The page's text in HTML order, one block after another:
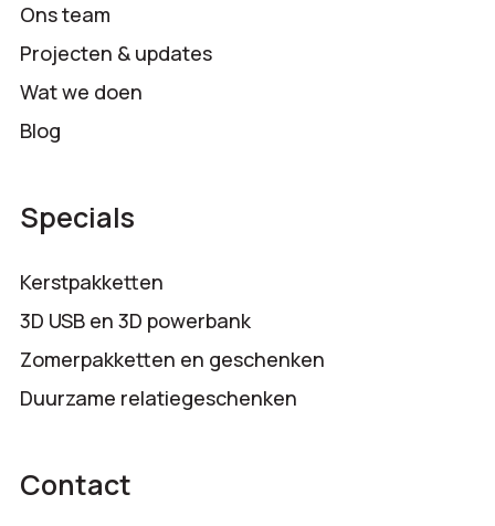
Ons team
Projecten & updates
Wat we doen
Blog
Specials
Kerstpakketten
3D USB en 3D powerbank
Zomerpakketten en geschenken
Duurzame relatiegeschenken
Contact